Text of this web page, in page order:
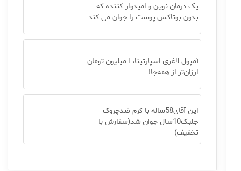
یک درمان نوین و امیدوار کننده که
بدون بوتاکس پوست را جوان می کند
آمپول لاغری اسپارتینا، ا میلیون تومان
ارزان‌تر از همه‌جا!
این آقای58ساله با کرم ضدچروک
جلبک10سال جوان شد(سفارش با
تخفیف)